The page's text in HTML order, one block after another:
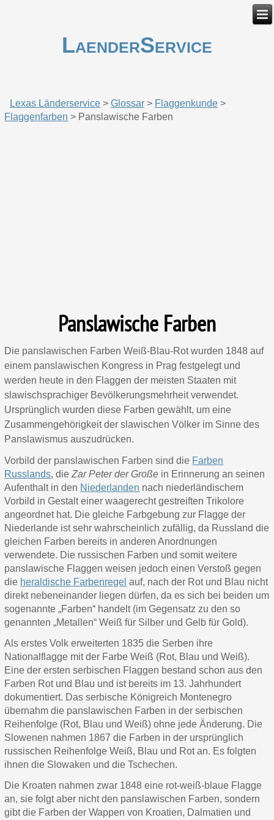
LaenderService
Lexas Länderservice >Glossar > Flaggenkunde >
Flaggenfarben > Panslawische Farben
Panslawische Farben
Die panslawischen Farben Weiß-Blau-Rot wurden 1848 auf
einem panslawischen Kongress in Prag festgelegt und
werden heute in den Flaggen der meisten Staaten mit
slawischsprachiger Bevölkerungsmehrheit verwendet.
Ursprünglich wurden diese Farben gewählt, um eine
Zusammengehörigkeit der slawischen Völker im Sinne des
Panslawismus auszudrücken.
Vorbild der panslawischen Farben sind die Farben
Russlands, dieZar Peter der Große in Erinnerung an seinen
Aufenthalt in den Niederlanden nach niederländischem
Vorbild in Gestalt einer waagerecht gestreiften Trikolore
angeordnet hat. Die gleiche Farbgebung zur Flagge der
Niederlande ist sehr wahrscheinlich zufällig, da Russland die
gleichen Farben bereits in anderen Anordnungen
verwendete. Die russischen Farben und somit weitere
panslawische Flaggen weisen jedoch einen Verstoß gegen
die heraldische Farbenregel auf, nach der Rot und Blau nicht
direkt nebeneinander liegen dürfen, da es sich bei beiden um
sogenannte „Farben“ handelt (im Gegensatz zu den so
genannten „Metallen“ Weiß für Silber und Gelb für Gold).
Als erstes Volk erweiterten 1835 die Serben ihre
Nationalflagge mit der Farbe Weiß (Rot, Blau und Weiß).
Eine der ersten serbischen Flaggen bestand schon aus den
Farben Rot und Blau und ist bereits im 13. Jahrhundert
dokumentiert. Das serbische Königreich Montenegro
übernahm die panslawischen Farben in der serbischen
Reihenfolge (Rot, Blau und Weiß) ohne jede Änderung. Die
Slowenen nahmen 1867 die Farben in der ursprünglich
russischen Reihenfolge Weiß, Blau und Rot an. Es folgten
ihnen die Slowaken und die Tschechen.
Die Kroaten nahmen zwar 1848 eine rot-weiß-blaue Flagge
an, sie folgt aber nicht den panslawischen Farben, sondern
gibt die Farben der Wappen von Kroatien, Dalmatien und